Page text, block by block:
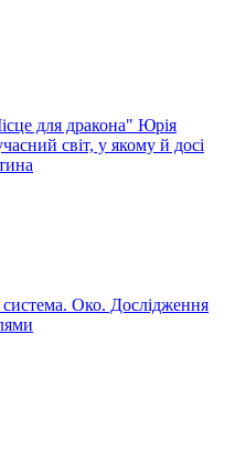
для дракона" Юрія
світ, у якому й досі
система. Око. Дослідження